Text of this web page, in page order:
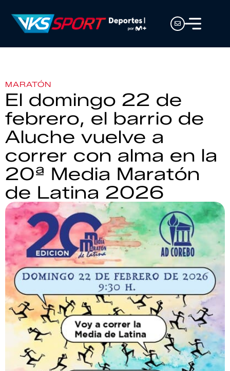
MARATÓN
El domingo 22 de
febrero, el barrio de
Aluche vuelve a
correr con alma en la
20ª Media Maratón
de Latina 2026